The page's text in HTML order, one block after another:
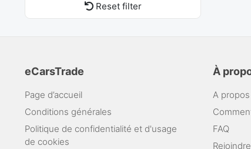
Reset filter
eCarsTrade
Page d’accueil
Conditions générales
Politique de confidentialité et d'usage
de cookies
À
A
FAQ